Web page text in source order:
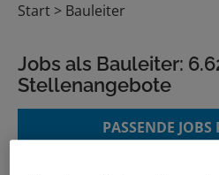
Start Bauleiter
Jobs als Bauleiter:
Stellenangebote
PASSENDE